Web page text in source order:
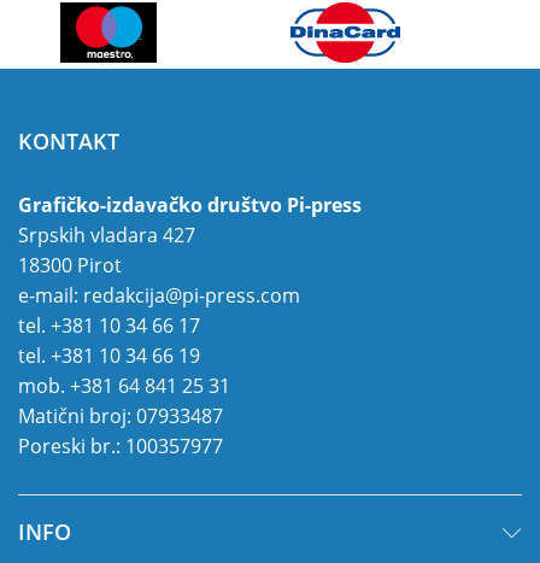
KONTAKT
Grafičko-izdavačko društvo Pi-press
Srpskih vladara 427
18300 Pirot
e-mail: redakcija@pi-press.com
tel. +381 10 34 66 17
tel. +381 10 34 66 19
mob. +381 64 841 25 31
Matični broj: 07933487
Poreski br.: 100357977
INFO